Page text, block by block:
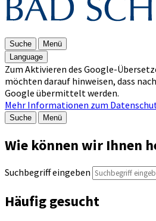
Suche
Menü
Language
Zum Aktivieren des Google-
möchten darauf hinweisen, dass
Google übermittelt werden.
Mehr Informationen zum
Suche Menü
Wie können wir Ihnen
Suchbegriff eingeben
Häufig gesucht